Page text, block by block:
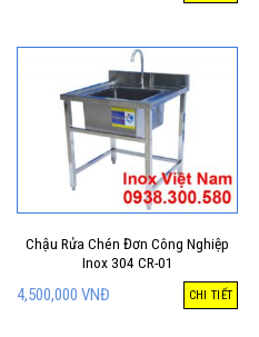
Chậu Rửa Chén Đơn Công Nghiệp
Inox 304 CR-01
4,500,000 VNĐ CHI TIẾT